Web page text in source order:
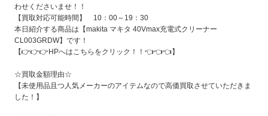
わせくださいませ！！
【買取対応可能時間】 10：00～19：30
本日紹介する商品は【makita マキタ 40Vmax充電式クリーナー
CL003GRDW】です！
【👉👉👉HPへはこちらをクリック！！ 👈👈👈】
☆買取金額理由☆
【未使用品且つ人気メーカーのアイテムなので高価買取させていただきま
した！ 】